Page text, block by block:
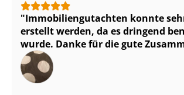
Im­mo­bi­li­en­gut­ach­ten konnte
erstellt werden, da es dringend
wurde. Danke für die gute